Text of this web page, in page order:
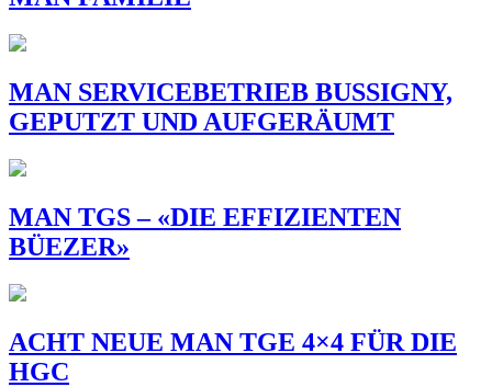
MAN SERVICEBETRIEB BUSSIGNY,
GEPUTZT UND AUFGERÄUMT
MAN TGS – «DIE EFFIZIENTEN
BÜEZER»
ACHT NEUE MAN TGE 4×4 FÜR DIE
HGC